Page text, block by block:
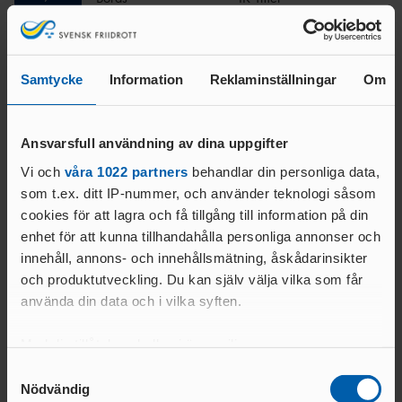
Samtycke Information Reklaminställningar Om
Ansvarsfull användning av dina uppgifter
Vi och våra 1022 partners behandlar din personliga data,
som t.ex. ditt IP-nummer, och använder teknologi såsom
cookies för att lagra och få tillgång till information på din
enhet för att kunna tillhandahålla personliga annonser och
innehåll, annons- och innehållsmätning, åskådarinsikter
och produktutveckling. Du kan själv välja vilka som får
använda din data och i vilka syften.
som kan ha en noggrannhet på upp till flera meter
Nödvändig
Lidköping
Lidköpings IS
Väg
Ljungskileslingan
Ljungskile
Hälle IF
13- 14
Arena
Laxaspelen
Halmstad
IFK IV Halmstad
14
Arena
Vänerspelen
Lidköping
Lidköpings IS
Uddevalla
Uddevalla SK